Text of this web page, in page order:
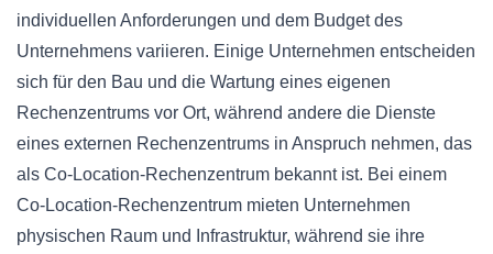
individuellen Anforderungen und dem Budget des
Unternehmens variieren. Einige Unternehmen entscheiden
sich für den Bau und die Wartung eines eigenen
Rechenzentrums vor Ort, während andere die Dienste
eines externen Rechenzentrums in Anspruch nehmen, das
als Co-Location-Rechenzentrum bekannt ist. Bei einem
Co-Location-Rechenzentrum mieten Unternehmen
physischen Raum und Infrastruktur, während sie ihre